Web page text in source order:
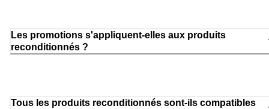
Les promotions s'appliquent-elles aux produits
reconditionnés ?
Tous les produits reconditionnés sont-ils compatibles